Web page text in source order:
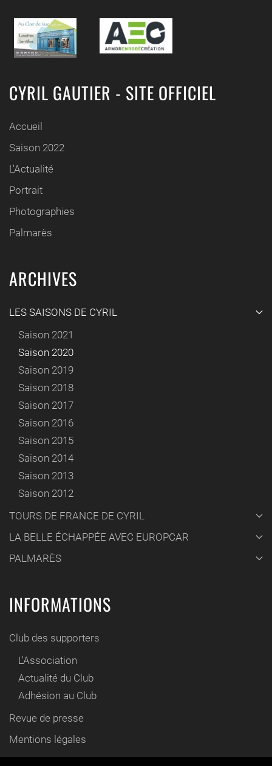
CYRIL GAUTIER - SITE OFFICIEL
Accueil
Saison 2022
L'Actualité
Portrait
Photographies
Palmarès
ARCHIVES
LES SAISONS DE CYRIL
Saison 2021
Saison 2020
Saison 2019
Saison 2018
Saison 2017
Saison 2016
Saison 2015
Saison 2014
Saison 2013
Saison 2012
TOURS DE FRANCE DE CYRIL
LA BELLE ÉCHAPPÉE AVEC EUROPCAR
PALMARÈS
INFORMATIONS
Club des supporters
L'Association
Actualité du Club
Adhésion au Club
Revue de presse
Mentions légales
Contact